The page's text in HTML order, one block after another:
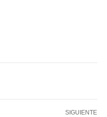
SIGUIENTE